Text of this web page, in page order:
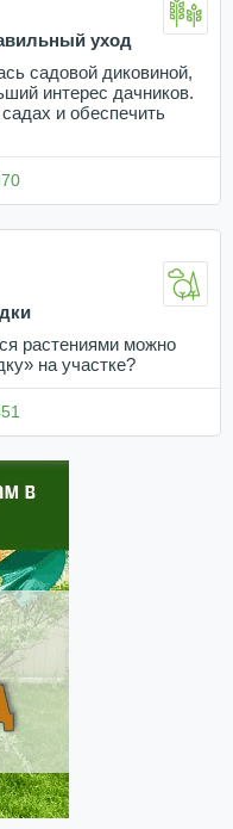
уход
садовой диковиной,
интерес дачников.
и обеспечить
растениями можно
на участке?